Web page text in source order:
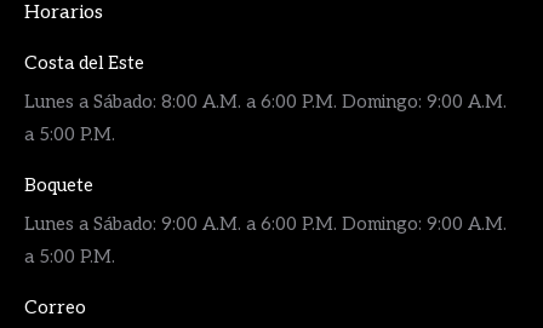
Horarios
Costa del Este
Lunes a Sábado: 8:00 A.M. a 6:00 P.M. Domingo: 9:00 A.M.
a 5:00 P.M.
Boquete
Lunes a Sábado: 9:00 A.M. a 6:00 P.M. Domingo: 9:00 A.M.
a 5:00 P.M.
Correo